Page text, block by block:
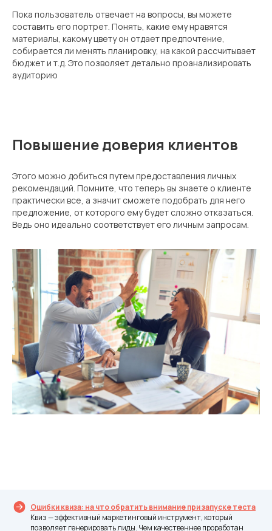
Пока пользователь отвечает на вопросы, вы можете
составить его портрет. Понять, какие ему нравятся
материалы, какому цвету он отдает предпочтение,
собирается ли менять планировку, на какой рассчитывает
бюджет и т.д. Это позволяет детально проанализировать
аудиторию
Повышение доверия клиентов
Этого можно добиться путем предоставления личных
рекомендаций. Помните, что теперь вы знаете о клиенте
практически все, а значит сможете подобрать для него
предложение, от которого ему будет сложно отказаться.
Ведь оно идеально соответствует его личным запросам.
Ошибки квиза: на что обратить внимание при запуске теста
Квиз — эффективный маркетинговый инструмент, который
позволяет генерировать лиды. Чем качественнее проработан